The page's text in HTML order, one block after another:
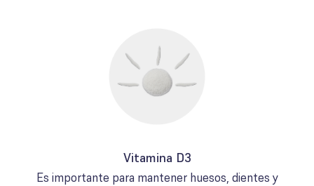
Vitamina D3
Es importante para mantener huesos, dientes y